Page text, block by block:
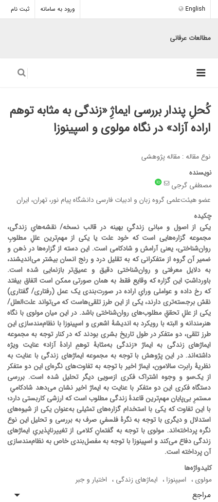
ورود به سامانه ثبت نام English
مطالعات عرفانی
کُحلِ پندار بررسی ایماژِ «زندگی به مثابه توهم
اراده آزاد» در نگاه مولوی و اسپینوزا
نوع مقاله : مقاله پژوهشی
نویسنده
مصطفی گرجی
عضو هیئت‌علمی گروه زبان و ادبیات فارسی دانشگاه پیام نور، تهران، ایران
چکیده
یکی از اصول و مبانی زندگیِ بهینه در قالب نسخه/ نقشه‌هایِ زندگی،
مجموعه گزاره‌هایی است که خود علت یا یکی از مهم‌ترین عللِ مطلوبِ
روان‌شناختی، یعنی آرامش و شادکامی است. این دسته از گزاره‌ها در ذهن و
ضمیر آن گروه از متفکرانی که به تقلیل درد و رنج انسان بیشتر می‌اندیشند،
به دلایل معرفتی و روان‌شناختی دقیق و عمیق‌تر بازنمایی‌ شده است.
باورداشتِ این گزاره که وقایع فقط به همان صورتی ممکن است اتفاق بیفتد
که رخ داده و عواملی ورایِ اراده در صورت‌بندی یک عمل (رفتاری/ گفتاری)
نقش برجسته‌تری دارند، یکی از این طرز تلقی‌هاست که می‌تواند علت‌العلل/
یکی از عللِ تحققِ مطلوب‌های روان‌شناختی باشد. در این میان مولوی با نگاه
هنرمندانه و البته با رویکرد به اندیشۀ اشعری و اسپینوزا با نظام‌مندسازی این
طرز تلقی، دو متفکر در طول تاریخ بشری بودند که در کنار توجه به مجموعه
ایماژهای زندگی به ایماژ «زندگی به‌مثابۀ توهمِ ارادۀ آزاد» عنایت ویژه
داشته‌اند. در این پژوهش با توجه به مجموعه ایماژهای زندگی با عنایت به
نظریۀ رابرت سالامون، ایماژ اخیر با توجه به تفاوت‌های نگره‌ای این دو متفکر
از یک‌سو و وجوه اشتراک فکری ازسویی دیگر تحلیل شده است. بررسی
دستگاه فکری این دو متفکر با عنایت به ایماژ اخیر نشان می‌دهد شادکامیِ
مستمرِ بی‌پایان مهم‌ترین قاعدۀ زندگی مطلوب است که ارزشی کاربستی دارد؛
با این تفاوت که یکی با استخدام گزاره‌های تمثیلی به‌عنوان یکی از شیوه‌های
استدلال و دیگری با توجه به نگرۀ فلسفیِ صرف به بررسی و تحلیل این نوع
نگره پرداخته‌اند. مولوی با توجه به گفتمانِ کلامی از تغییرناپذیریِ ایماژهای
زندگی دفاع می‌کند و اسپینوزا با توجه به مفصل‌بندی خاص به نظام‌مند‌سازی
آن پرداخته است.
کلیدواژه‌ها
مولوی
اسیپنوزا ایماژهای زندگی اختیار و جبر
مراجع